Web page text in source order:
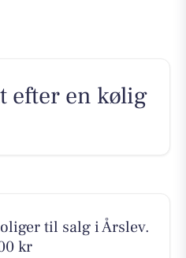
efter en kølig
til salg i Årslev.
kr